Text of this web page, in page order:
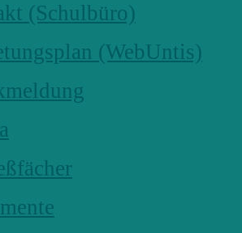
(Schulbüro)
(WebUntis)